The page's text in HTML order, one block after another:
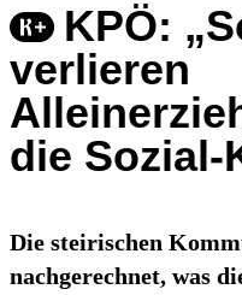
KPÖ:
verlieren
die Sozial-
Die steirischen
nachgerechnet, was